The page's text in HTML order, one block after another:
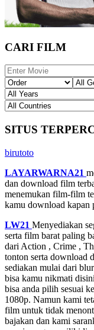
CARI FILM
SITUS
birutoto
LAYARWARNA21
dan download film
menemukan film-film
kamu download kapan
LW21 Menyediakan
serta film barat paling
dari Action , Crime ,
tonton serta download
sediakan mulai dari
bisa kamu nikmati
bisa anda pilih sesuai
1080p. Namun kami
film untuk tidak
bajakan dan kami